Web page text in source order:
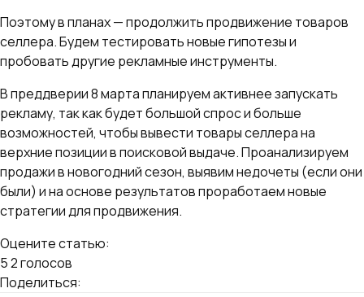
Поэтому в планах — продолжить продвижение товаров
селлера. Будем тестировать новые гипотезы и
пробовать другие рекламные инструменты.
В преддверии 8 марта планируем активнее запускать
рекламу, так как будет большой спрос и больше
возможностей, чтобы вывести товары селлера на
верхние позиции в поисковой выдаче. Проанализируем
продажи в новогодний сезон, выявим недочеты (если они
были) и на основе результатов проработаем новые
стратегии для продвижения.
Оцените статью:
52голосов
Поделиться: